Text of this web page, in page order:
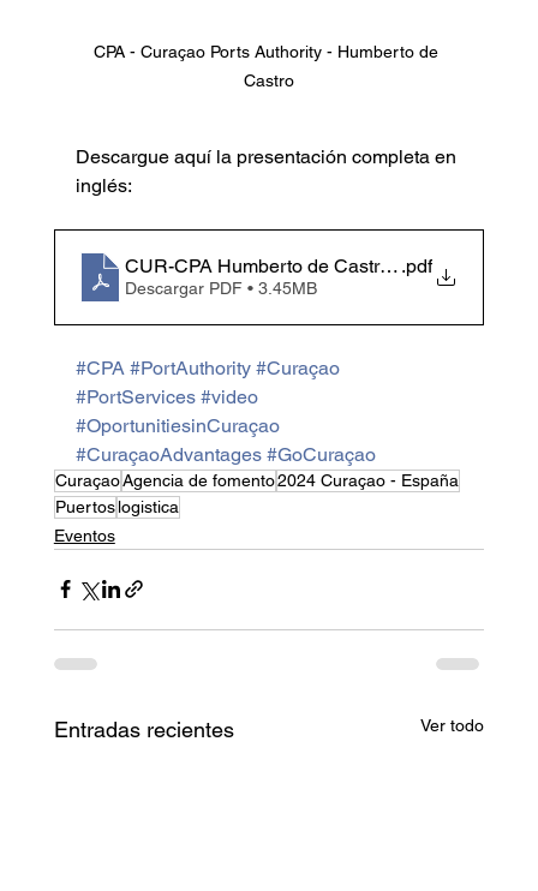
CPA - Curaçao Ports Authority - Humberto de
Castro
Descargue aquí la presentación completa en
inglés:
CUR-CPA Humberto de Castro CPA
.pdf
Descargar PDF • 3.45MB
#CPA #PortAuthority #Curaçao
#PortServices #video
#OportunitiesinCuraçao
#CuraçaoAdvantages #GoCuraçao
CuraçaoAgencia de fomento2024 Curaçao - España
Puertos logistica
Eventos
Entradas recientes Ver todo